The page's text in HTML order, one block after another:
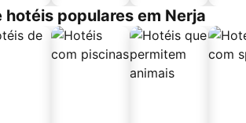
hotéis populares em Nerja